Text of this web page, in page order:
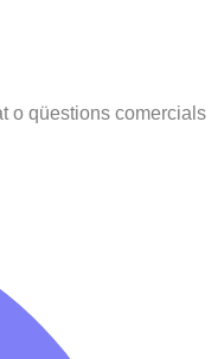
o qüestions comercials